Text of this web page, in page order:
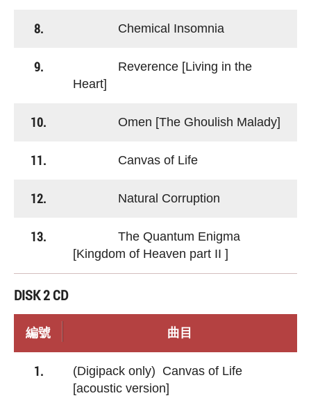
8. Chemical Insomnia
9.
Reverence [Living in the
Heart]
10. Omen [The Ghoulish Malady]
11. Canvas of Life
12. Natural Corruption
13.
The Quantum Enigma
[Kingdom of Heaven part II ]
DISK 2 CD
編號 曲目
1.
(Digipack only) Canvas of Life
[acoustic version]